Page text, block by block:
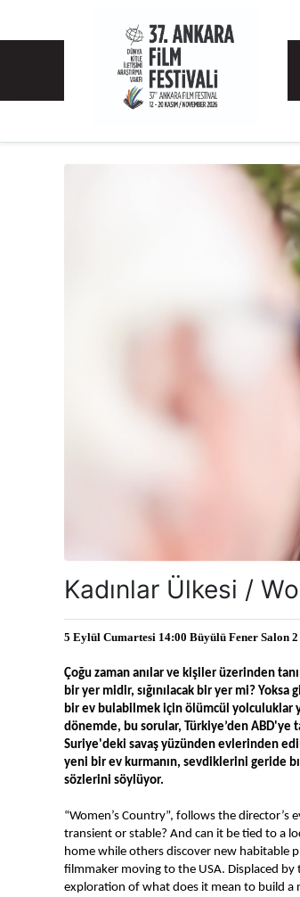
Kadınlar Ülkesi /
5 Eylül Cumartesi 14:00 Büyülü Fener Salon 2
Çoğu zaman anılar ve kişiler üzerinden
bir yer midir, sığınılacak bir yer mi?
bir ev bulabilmek için ölümcül yolculuklar
dönemde, bu sorular, Türkiye’den ABD'ye
Suriye'deki savaş yüzünden evlerinden
yeni bir ev kurmanın, sevdiklerini geride
sözlerini söylüyor.
“Women’s Country”, follows the
transient or stable? And can it be tied to a
home while others discover new habitable
filmmaker moving to the USA. Displaced
exploration of what does it mean to build a